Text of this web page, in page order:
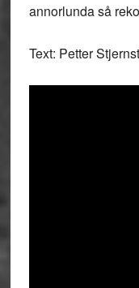
annorlunda så
Text: Petter